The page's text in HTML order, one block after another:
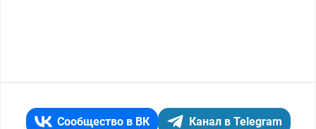
Сообщество в ВК Канал в Telegram